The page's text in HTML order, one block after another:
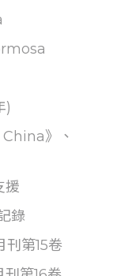
)
》、
援
錄
第15卷